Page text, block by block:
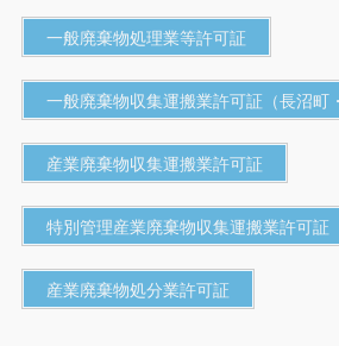
一般廃棄物処理業等許可証
一般廃棄物収集運搬業許可証（長沼町
産業廃棄物収集運搬業許可証
特別管理産業廃棄物収集運搬業許可証
産業廃棄物処分業許可証